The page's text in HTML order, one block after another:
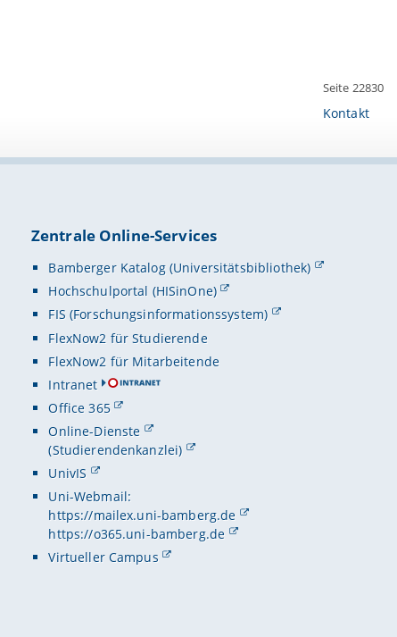
Seite 22830
Kontakt
Zentrale Online-Services
Bamberger Katalog (Universitätsbibliothek)
Hochschulportal (HISinOne)
FIS (Forschungsinformationssystem)
FlexNow2 für Studierende
FlexNow2 für Mitarbeitende
Intranet
Office 365
Online-Dienste
(Studierendenkanzlei)
UnivIS
Uni-Webmail:
https://mailex.uni-bamberg.de
https://o365.uni-bamberg.de
Virtueller Campus